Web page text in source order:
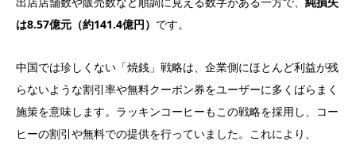
は8.57億元（約141.4億円） です。
中国では珍しくない「焼銭」戦略は、企業側にほとんど利益が残
らないような割引率や無料クーポン券をユーザーに多くばらまく
施策を意味します。ラッキンコーヒーもこの戦略を採用し、コー
ヒーの割引や無料での提供を行っていました。これにより、